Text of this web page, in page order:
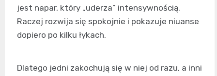
jest napar, który „uderza” intensywnością.
Raczej rozwija się spokojnie i pokazuje niuanse
dopiero po kilku łykach.
Dlatego jedni zakochują się w niej od razu, a inni